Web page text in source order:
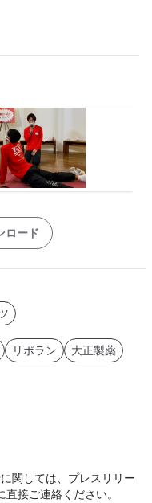
ロード
リポラン
大正製薬
関しては、プレスリリー
接ご連絡ください。